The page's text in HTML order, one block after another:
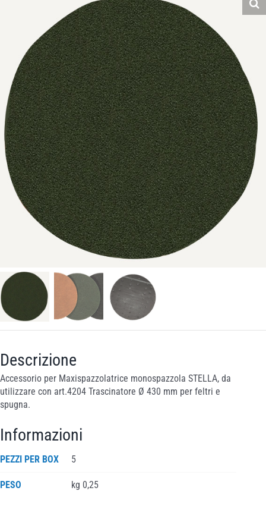
Descrizione
Accessorio per Maxispazzolatrice monospazzola STELLA, da
utilizzare con art.4204 Trascinatore Ø 430 mm per feltri e
spugna.
Informazioni
PEZZI PER BOX 5
PESO kg 0,25